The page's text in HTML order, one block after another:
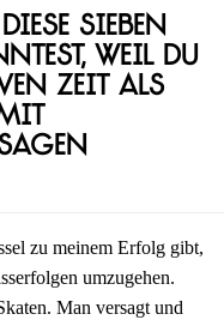
sieben
weil du
Zeit als
zu meinem Erfolg gibt,
umzugehen.
Man versagt und